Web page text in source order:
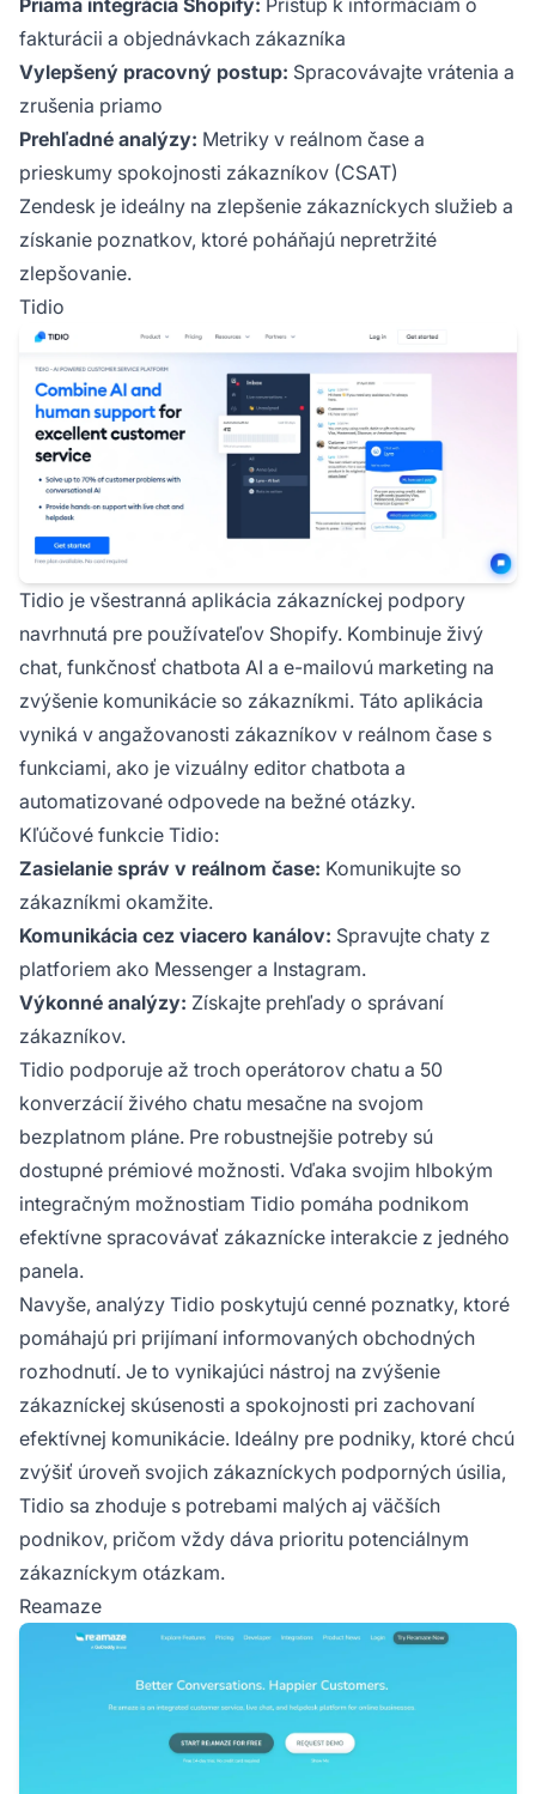
Priama integrácia Shopify: Prístup k informáciám o
fakturácii a objednávkach zákazníka
Vylepšený pracovný postup: Spracovávajte vrátenia a
zrušenia priamo
Prehľadné analýzy: Metriky v reálnom čase a
prieskumy spokojnosti zákazníkov (CSAT)
Zendesk je ideálny na zlepšenie zákazníckych služieb a
získanie poznatkov, ktoré poháňajú nepretržité
zlepšovanie.
Tidio
Tidio je všestranná aplikácia zákazníckej podpory
navrhnutá pre používateľov Shopify. Kombinuje živý
chat, funkčnosť chatbota AI a e-mailovú marketing na
zvýšenie komunikácie so zákazníkmi. Táto aplikácia
vyniká v angažovanosti zákazníkov v reálnom čase s
funkciami, ako je vizuálny editor chatbota a
automatizované odpovede na bežné otázky.
Kľúčové funkcie Tidio:
Zasielanie správ v reálnom čase: Komunikujte so
zákazníkmi okamžite.
Komunikácia cez viacero kanálov: Spravujte chaty z
platforiem ako Messenger a Instagram.
Výkonné analýzy: Získajte prehľady o správaní
zákazníkov.
Tidio podporuje až troch operátorov chatu a 50
konverzácií živého chatu mesačne na svojom
bezplatnom pláne. Pre robustnejšie potreby sú
dostupné prémiové možnosti. Vďaka svojim hlbokým
integračným možnostiam Tidio pomáha podnikom
efektívne spracovávať zákaznícke interakcie z jedného
panela.
Navyše, analýzy Tidio poskytujú cenné poznatky, ktoré
pomáhajú pri prijímaní informovaných obchodných
rozhodnutí. Je to vynikajúci nástroj na zvýšenie
zákazníckej skúsenosti a spokojnosti pri zachovaní
efektívnej komunikácie. Ideálny pre podniky, ktoré chcú
zvýšiť úroveň svojich zákazníckych podporných úsilia,
Tidio sa zhoduje s potrebami malých aj väčších
podnikov, pričom vždy dáva prioritu potenciálnym
zákazníckym otázkam.
Reamaze